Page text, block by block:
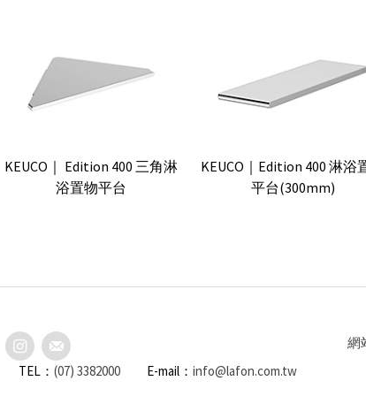
KEUCO｜ Edition 400 三角淋
浴置物平台
KEUCO｜Edition 400 淋浴
平台(300mm)
TEL： (07) 3382000 E-mail： info@lafon.com.tw
網